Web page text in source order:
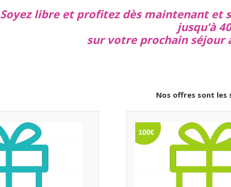
Soyez libre et profitez dès maintenant et
jusqu’à
sur votre prochain séjour
Nos offres sont les